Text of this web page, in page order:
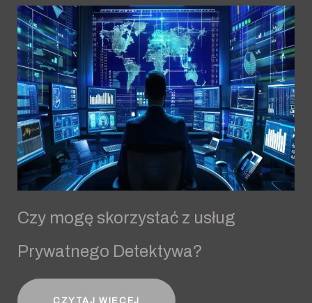
Czy mogę skorzystać z usług
Prywatnego Detektywa?